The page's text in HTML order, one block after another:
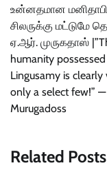
உன்னதமான
சிலருக்கு மட்டுமே
ஏ.ஆர். முருகதாஸ்
humanity
Lingusamy is clearly
only a select few!” —
Murugadoss
Related Posts